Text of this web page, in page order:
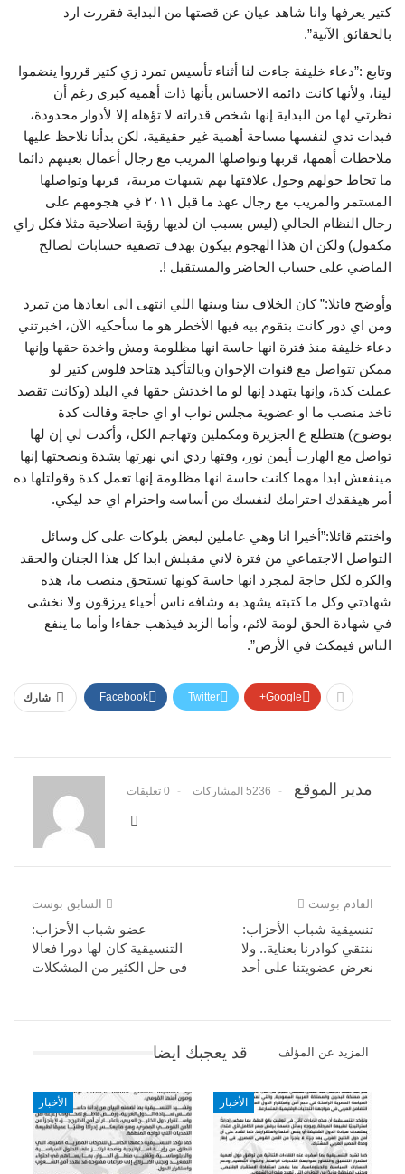
كتير يعرفها وانا شاهد عيان عن قصتها من البداية فقررت ارد
بالحقائق الآتية”.
وتابع :”دعاء خليفة جاءت لنا أثناء تأسيس تمرد زي كتير قرروا ينضموا
لينا، ولأنها كانت دائمة الاحساس بأنها ذات أهمية كبرى رغم أن
نظرتي لها من البداية إنها شخص قدراته لا تؤهله إلا لأدوار محدودة،
فبدات تدي لنفسها مساحة أهمية غير حقيقية، لكن بدأنا نلاحظ عليها
ملاحظات أهمها، قربها وتواصلها المريب مع رجال أعمال بعينهم دائما
ما تحاط حولهم وحول علاقتها بهم شبهات مريبة، قربها وتواصلها
المستمر والمريب مع رجال عهد ما قبل ٢٠١١ في هجومهم على
رجال النظام الحالي (ليس بسبب ان لديها رؤية اصلاحية مثلا فكل راي
مكفول) ولكن ان هذا الهجوم بيكون بهدف تصفية حسابات لصالح
الماضي على حساب الحاضر والمستقبل !.
وأوضح قائلا:” كان الخلاف بينا وبينها اللي انتهى الى ابعادها من تمرد
ومن اي دور كانت بتقوم بيه فيها الأخطر هو ما سأحكيه الآن، اخبرتني
دعاء خليفة منذ فترة انها حاسة انها مظلومة ومش واخدة حقها وإنها
ممكن تتواصل مع قنوات الإخوان وبالتأكيد هتاخد فلوس كتير لو
عملت كدة، وإنها بتهدد إنها لو ما اخدتش حقها في البلد (وكانت تقصد
تاخد منصب ما او عضوية مجلس نواب او اي حاجة وقالت كدة
بوضوح) هتطلع ع الجزيرة ومكملين وتهاجم الكل، وأكدت لي إن لها
تواصل مع الهارب أيمن نور، وقتها ردي اني نهرتها بشدة ونصحتها إنها
مينفعش ابدا مهما كانت حاسة انها مظلومة إنها تعمل كدة وقولتلها ده
أمر هيفقدك احترامك لنفسك من أساسه واحترام اي حد ليكي.
واختتم قائلا:”أخيرا انا وهي عاملين لبعض بلوكات على كل وسائل
التواصل الاجتماعي من فترة لاني مقبلش ابدا كل هذا الجنان والحقد
والكره لكل حاجة لمجرد انها حاسة كونها تستحق منصب ما، هذه
شهادتي وكل ما كتبته يشهد به وشافه ناس أحياء يرزقون ولا نخشى
في شهادة الحق لومة لائم، وأما الزبد فيذهب جفاءا وأما ما ينفع
الناس فيمكث في الأرض”.
شارك Facebook Twitter Google+
مدير الموقع 5236 المشاركات 0 تعليقات
السابق بوست
عضو شباب الأحزاب:
التنسيقية كان لها دورا فعالا
فى حل الكثير من المشكلات
القادم بوست
تنسيقية شباب الأحزاب:
ننتقي كوادرنا بعناية.. ولا
نعرض عضويتنا على أحد
قد يعجبك ايضا المزيد عن المؤلف
الأخبار الأخبار